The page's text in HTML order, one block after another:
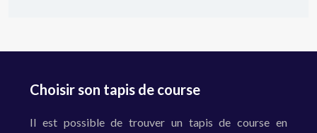
Choisir son tapis de course
Il est possible de trouver un tapis de course en